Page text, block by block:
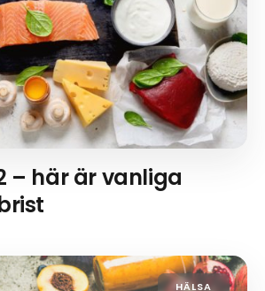
– här är vanliga
HÄLSA